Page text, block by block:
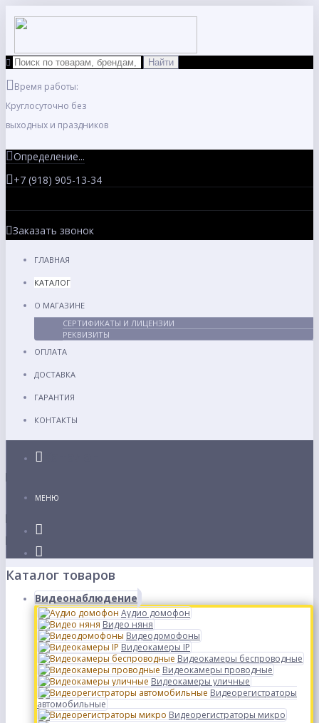
Время работы:
Круглосуточно без
выходных и праздников
Определение...
+7 (918) 905-13-34
Заказать звонок
ГЛАВНАЯ
КАТАЛОГ
О МАГАЗИНЕ
СЕРТИФИКАТЫ И ЛИЦЕНЗИИ
РЕКВИЗИТЫ
ОПЛАТА
ДОСТАВКА
ГАРАНТИЯ
КОНТАКТЫ
МЕНЮ
Каталог товаров
Видеонаблюдение
Аудио домофон
Видео няня
Видеодомофоны
Видеокамеры IP
Видеокамеры беспроводные
Видеокамеры проводные
Видеокамеры уличные
Видеорегистраторы
автомобильные
Видеорегистраторы микро